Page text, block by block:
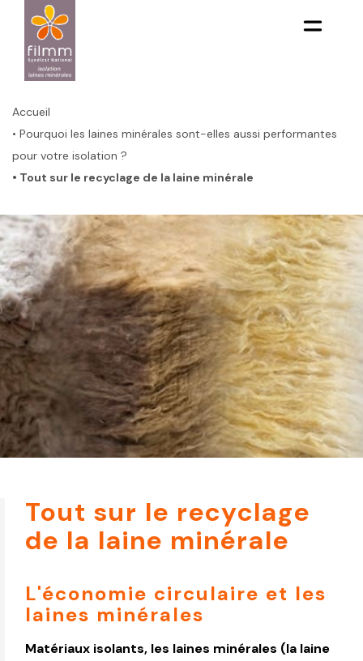
contenu
principal
Accueil
• Pourquoi les laines minérales sont-elles aussi performantes
pour votre isolation ?
• Tout sur le recyclage de la laine minérale
Tout sur le recyclage
de la laine minérale
L'économie circulaire et les
laines minérales
Matériaux isolants, les laines minérales (la laine